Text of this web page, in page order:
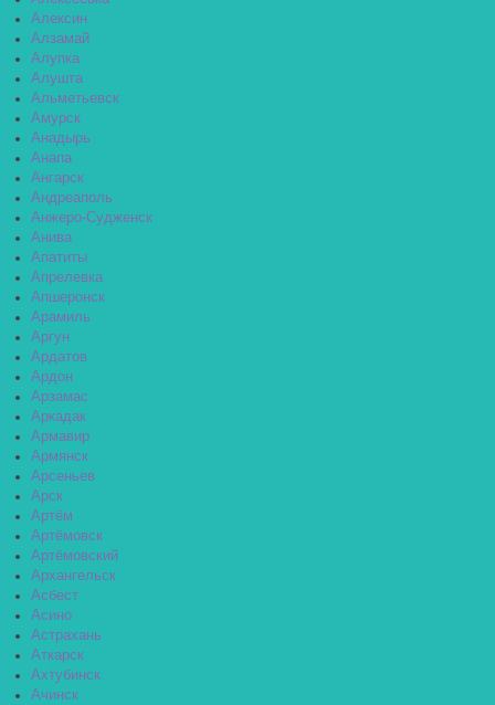
Алексин
Алзамай
Алупка
Алушта
Альметьевск
Амурск
Анадырь
Анапа
Ангарск
Андреаполь
Анжеро-Судженск
Анива
Апатиты
Апрелевка
Апшеронск
Арамиль
Аргун
Ардатов
Ардон
Арзамас
Аркадак
Армавир
Армянск
Арсеньев
Арск
Артём
Артёмовск
Артёмовский
Архангельск
Асбест
Асино
Астрахань
Аткарск
Ахтубинск
Ачинск